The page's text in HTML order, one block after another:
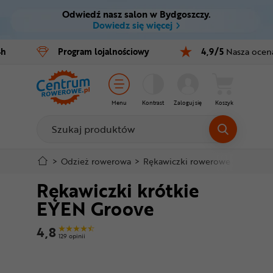
Ctrl M
Menu główne
Informacje o produkcie
Do koszyka
Szczegółowe informacje
Stopka
Mapa strony
Odwiedź nasz salon w Bydgoszczy.
Dowiedz się więcej
Program lojalnościowy 4,9/5 Nasza
Menu Kontrast Zaloguj się Koszyk
Rowery
E-bike
Części
Akcesoria
Odzież
Kaski
Buty
> Odzież rowerowa > Rękawiczki rowerowe
Rękawiczki krótkie
EYEN Groove
4,8 129 opinii